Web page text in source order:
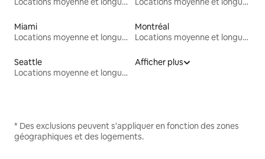
Miami
Locations moyenne et longue durée
Montréal
Locations moyenne et longue durée
Seattle
Locations moyenne et longue durée
Afficher plus
* Des exclusions peuvent s'appliquer en fonction des zones
géographiques et des logements.